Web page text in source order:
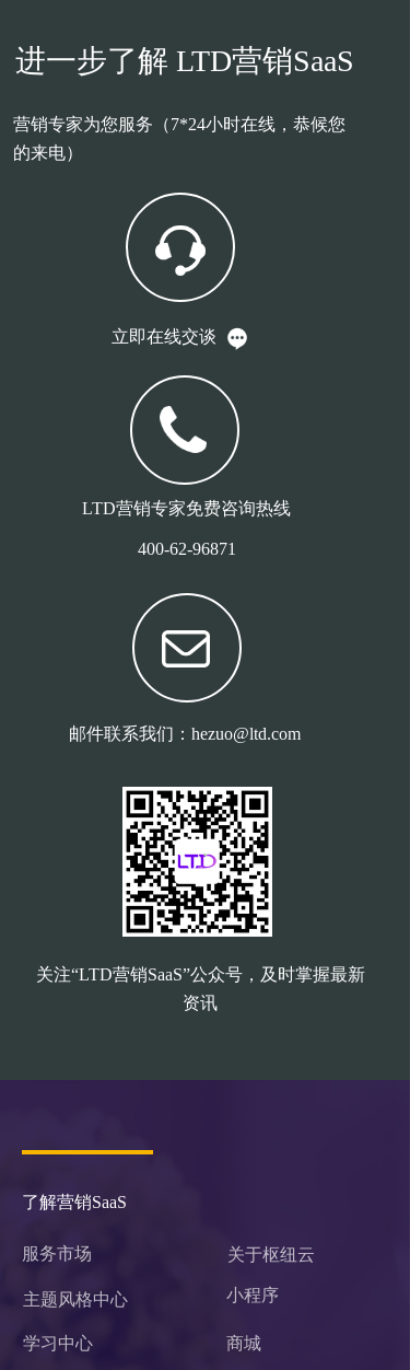
进一步了解 LTD营销SaaS
营销专家为您服务（7*24小时在线，恭候您
的来电）
立即在线交谈
LTD营销专家免费咨询热线
400-62-96871
邮件联系我们：hezuo@ltd.com
关注“LTD营销SaaS”公众号，及时掌握最新
资讯
了解营销SaaS
关于枢纽云
服务市场
主题风格中心 小程序
学习中心 商城